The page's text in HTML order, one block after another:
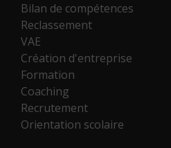
Bilan de compétences
Reclassement
VAE
Création d'entreprise
Formation
Coaching
Recrutement
Orientation scolaire